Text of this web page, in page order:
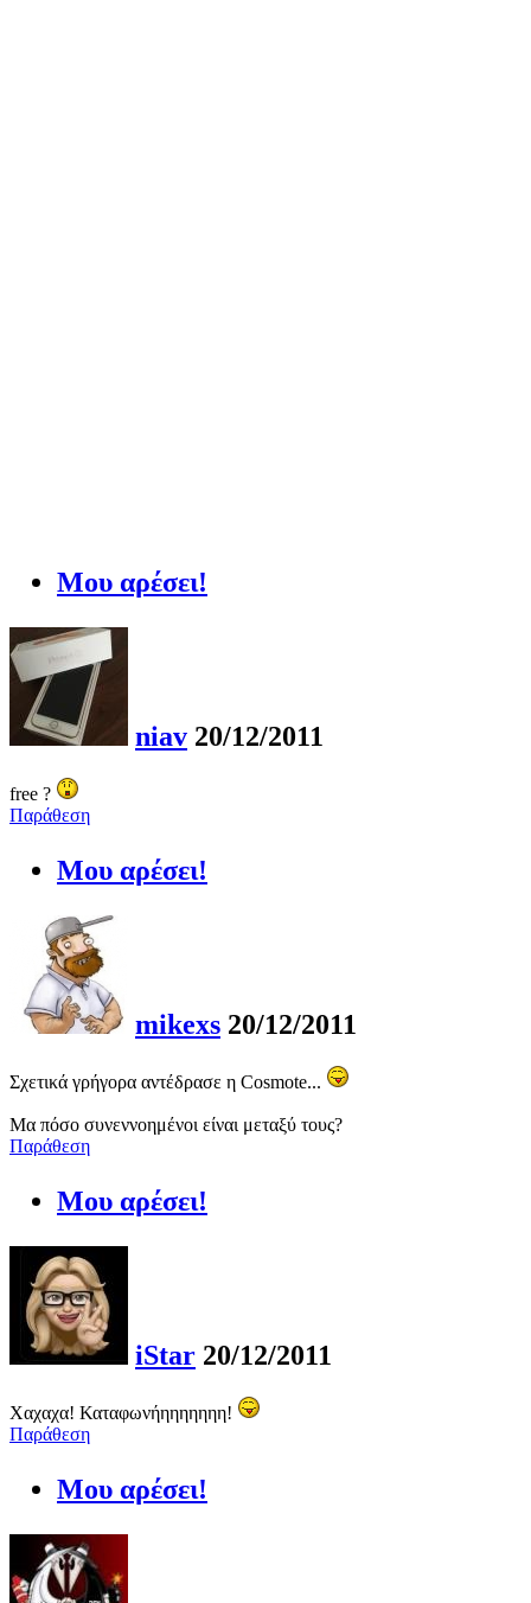
Μου αρέσει!
niav 20/12/2011
free ?
Παράθεση
Μου αρέσει!
mikexs 20/12/2011
Σχετικά γρήγορα αντέδρασε η Cosmote...
Μα πόσο συνεννοημένοι είναι μεταξύ τους?
Παράθεση
Μου αρέσει!
iStar 20/12/2011
Χαχαχα! Καταφωνήηηηηηηη!
Παράθεση
Μου αρέσει!